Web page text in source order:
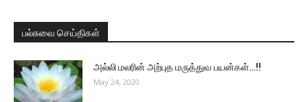
பல்சுவை செய்திகள்
அல்லி மலரின் அற்புத மருத்துவ பயன்கள்…!!
May 24, 2020